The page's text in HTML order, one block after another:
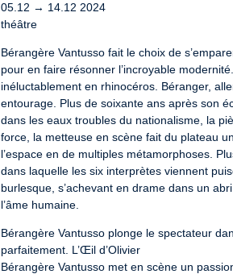
05.12 → 14.12 2024
théâtre
Bérangère Vantusso fait le choix de
pour en faire résonner l’incroyable
inéluctablement en rhinocéros. Béranger,
entourage. Plus de soixante ans après son
dans les eaux troubles du nationalisme, la
force, la metteuse en scène fait du plateau
l’espace en de multiples métamorphoses.
dans laquelle les six interprètes viennent
burlesque, s’achevant en drame dans un
l’âme humaine.
Bérangère Vantusso plonge le spectateur
parfaitement. L’Œil d’Olivier
Bérangère Vantusso met en scène un